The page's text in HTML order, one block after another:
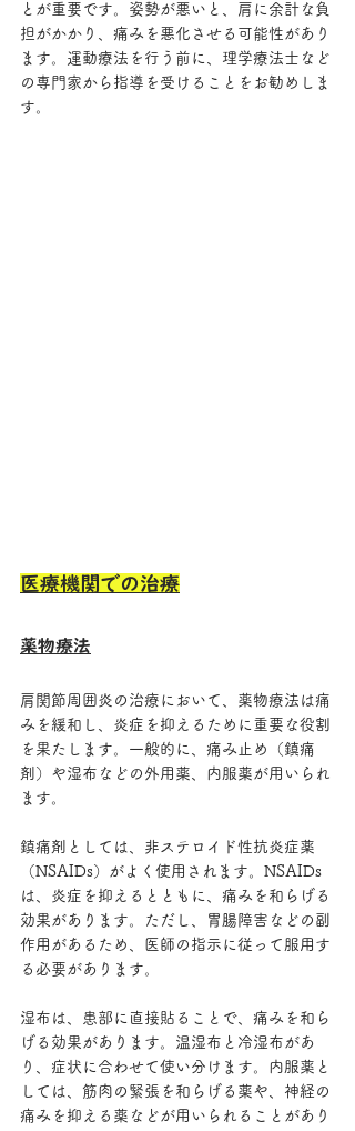
とが重要です。姿勢が悪いと、肩に余計な負
担がかかり、痛みを悪化させる可能性があり
ます。運動療法を行う前に、理学療法士など
の専門家から指導を受けることをお勧めしま
す。
医療機関での治療
薬物療法
肩関節周囲炎の治療において、薬物療法は痛
みを緩和し、炎症を抑えるために重要な役割
を果たします。一般的に、痛み止め（鎮痛
剤）や湿布などの外用薬、内服薬が用いられ
ます。
鎮痛剤としては、非ステロイド性抗炎症薬
（NSAIDs）がよく使用されます。NSAIDs
は、炎症を抑えるとともに、痛みを和らげる
効果があります。ただし、胃腸障害などの副
作用があるため、医師の指示に従って服用す
る必要があります。
湿布は、患部に直接貼ることで、痛みを和ら
げる効果があります。温湿布と冷湿布があ
り、症状に合わせて使い分けます。内服薬と
しては、筋肉の緊張を和らげる薬や、神経の
痛みを抑える薬などが用いられることがあり